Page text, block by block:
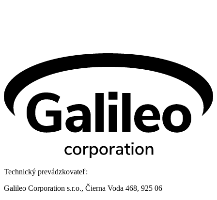
Technický prevádzkovateľ:
Galileo Corporation s.r.o., Čierna Voda 468, 925 06